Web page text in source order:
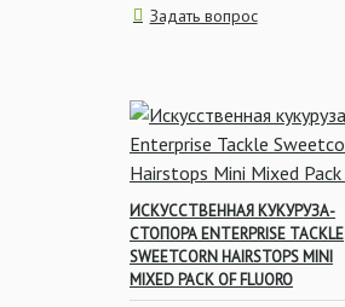
Задать вопрос
ИСКУССТВЕННАЯ КУКУРУЗА-
СТОПОРА ENTERPRISE TACKLE
SWEETCORN HAIRSTOPS MINI
MIXED PACK OF FLUORO